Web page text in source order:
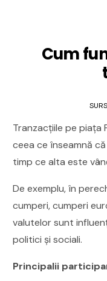
Cum
Tranzacțiile pe piața
ceea ce înseamnă
timp ce alta este
De exemplu, în
cumperi, cumperi
valutelor sunt
politici și sociali.
Principalii